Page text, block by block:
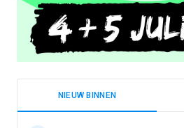
NIEUW BINNEN